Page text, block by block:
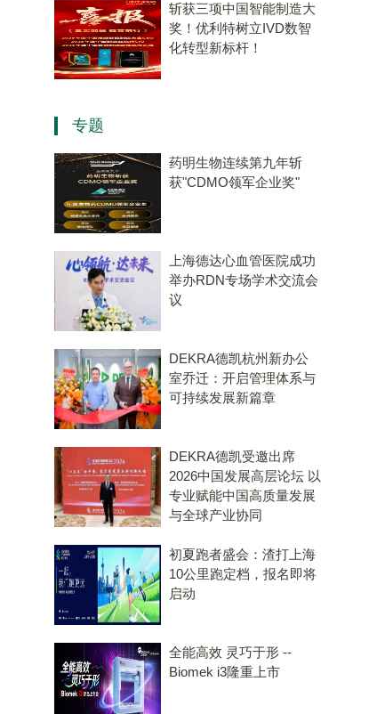
斩获三项中国智能制造大
奖！优利特树立IVD数智
化转型新标杆！
专题
药明生物连续第九年斩
获"CDMO领军企业奖"
上海德达心血管医院成功
举办RDN专场学术交流会
议
DEKRA德凯杭州新办公
室乔迁：开启管理体系与
可持续发展新篇章
DEKRA德凯受邀出席
2026中国发展高层论坛 以
专业赋能中国高质量发展
与全球产业协同
初夏跑者盛会：渣打上海
10公里跑定档，报名即将
启动
全能高效 灵巧于形 --
Biomek i3隆重上市